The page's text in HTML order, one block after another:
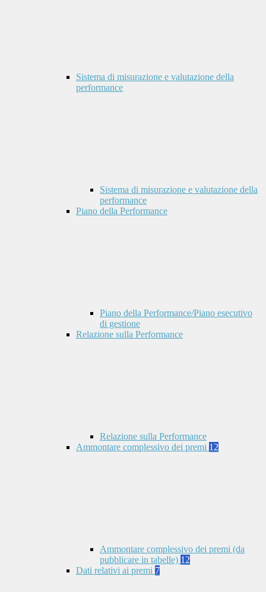
Sistema di misurazione e valutazione della
performance
Sistema di misurazione e valutazione della
performance
Piano della Performance
Piano della Performance/Piano esecutivo
di gestione
Relazione sulla Performance
Relazione sulla Performance
Ammontare complessivo dei premi 12
Ammontare complessivo dei premi (da
pubblicare in tabelle) 12
Dati relativi ai premi 7